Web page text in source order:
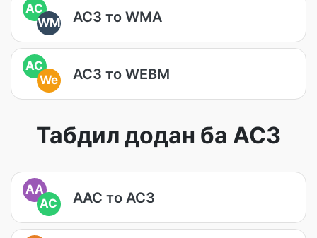
AC
WM
AC3 то WMA
AC
We
AC3 то WEBM
Табдил додан ба AC3
AA
AC
AAC то AC3